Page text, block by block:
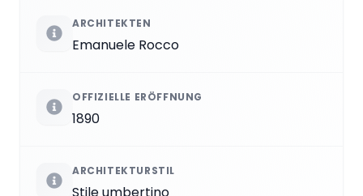
ARCHITEKTEN
Emanuele Rocco
OFFIZIELLE ERÖFFNUNG
1890
ARCHITEKTURSTIL